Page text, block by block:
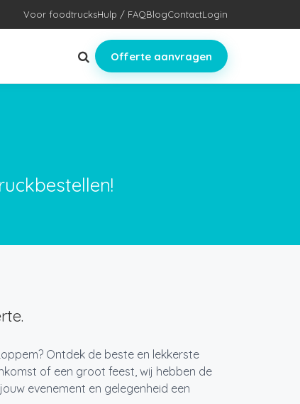
Voor foodtrucksHulp / FAQBlogContactLogin
Offerte aanvragen
Ontdek de beste en lekkerste
of een groot feest, wij hebben de
evenement en gelegenheid een